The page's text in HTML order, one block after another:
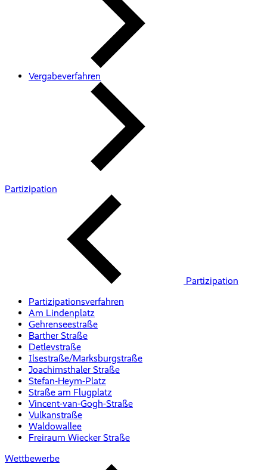
Vergabeverfahren
Partizipation
Partizipation
Partizipationsverfahren
Am Lindenplatz
Gehrenseestraße
Barther Straße
Detlevstraße
Ilsestraße/Marksburgstraße
Joachimsthaler Straße
Stefan-Heym-Platz
Straße am Flugplatz
Vincent-van-Gogh-Straße
Vulkanstraße
Waldowallee
Freiraum Wiecker Straße
Wettbewerbe